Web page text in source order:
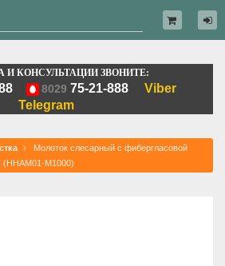
И КОНСУЛЬТАЦИИ ЗВОНИТЕ:
8029 75-21-888
Viber
Telegram
Молоток слесарный с фибергласовой
(HHAM01-M1000)